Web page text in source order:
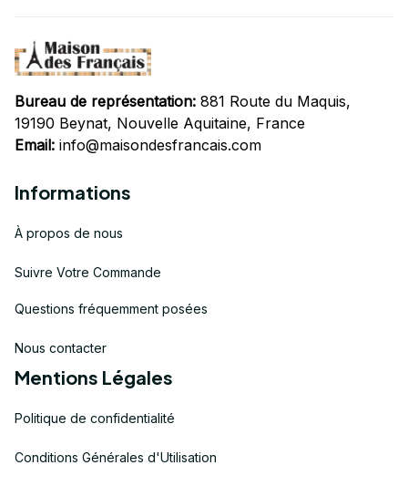
Bureau de représentation: 881 Route du Maquis,
19190 Beynat, Nouvelle Aquitaine, France
Email: info@maisondesfrancais.com
Informations
À propos de nous
Suivre Votre Commande
Questions fréquemment posées
Nous contacter
Mentions Légales
Politique de confidentialité
Conditions Générales d'Utilisation